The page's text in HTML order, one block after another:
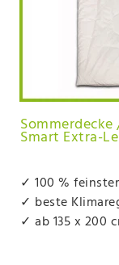
Smart Extra-
✓ 100 %
✓ beste
✓ ab 135 x 200